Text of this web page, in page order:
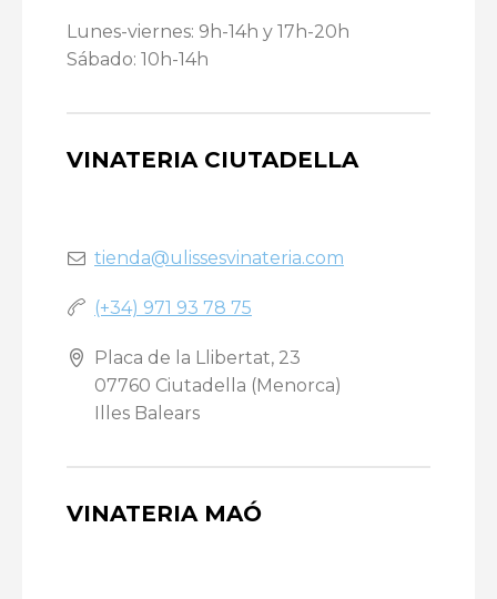
Lunes-viernes: 9h-14h y 17h-20h
Sábado: 10h-14h
VINATERIA CIUTADELLA
tienda@ulissesvinateria.com
(+34) 971 93 78 75
Placa de la Llibertat, 23
07760 Ciutadella (Menorca)
Illes Balears
VINATERIA MAÓ